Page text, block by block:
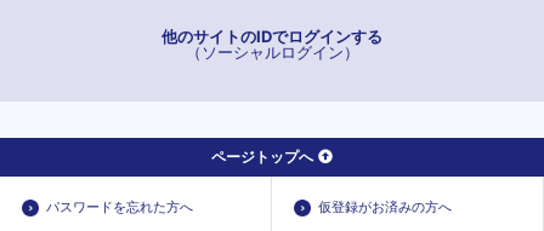
他のサイトのIDでログインする
（ソーシャルログイン）
ページトップへ
パスワードを忘れた方へ 仮登録がお済みの方へ